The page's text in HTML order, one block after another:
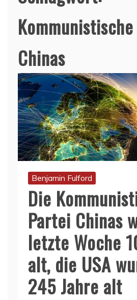
Chinas
Benjamin Fulford
Die
Partei Chinas
letzte Woche
alt, die USA
245 Jahre alt